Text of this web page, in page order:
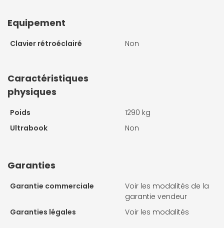
Equipement
Clavier rétroéclairé Non
Caractéristiques
physiques
Poids
1290 kg
Ultrabook
Non
Garanties
Garantie commerciale
Voir les modalités de la
garantie vendeur
Garanties légales
Voir les modalités